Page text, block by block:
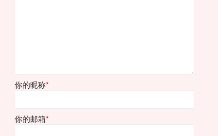
你的昵称*
你的邮箱*